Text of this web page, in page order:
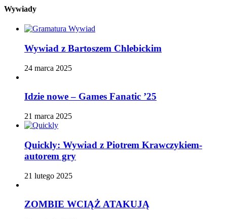
Wywiady
Wywiad z Bartoszem Chlebickim
24 marca 2025
Idzie nowe – Games Fanatic ’25
21 marca 2025
Quickly: Wywiad z Piotrem Krawczykiem-
autorem gry
21 lutego 2025
ZOMBIE WCIĄŻ ATAKUJĄ